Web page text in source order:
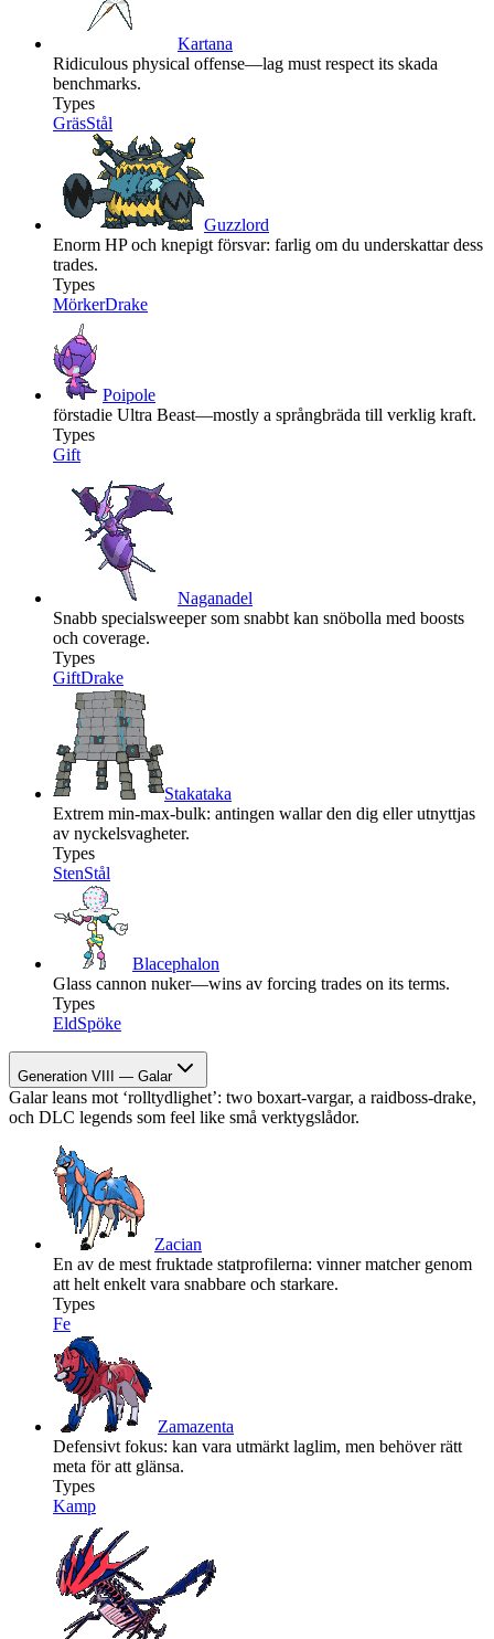
Kartana
Ridiculous physical offense—lag must respect its skada
benchmarks.
Types
GräsStål
Guzzlord
Enorm HP och knepigt försvar: farlig om du underskattar dess
trades.
Types
MörkerDrake
Poipole
förstadie Ultra Beast—mostly a språngbräda till verklig kraft.
Types
Gift
Naganadel
Snabb specialsweeper som snabbt kan snöbolla med boosts
och coverage.
Types
GiftDrake
Stakataka
Extrem min-max-bulk: antingen wallar den dig eller utnyttjas
av nyckelsvagheter.
Types
StenStål
Blacephalon
Glass cannon nuker—wins av forcing trades on its terms.
Types
EldSpöke
Generation VIII — Galar
Galar leans mot ‘rolltydlighet’: two boxart-vargar, a raidboss-drake,
och DLC legends som feel like små verktygslådor.
Zacian
En av de mest fruktade statprofilerna: vinner matcher genom
att helt enkelt vara snabbare och starkare.
Types
Fe
Zamazenta
Defensivt fokus: kan vara utmärkt laglim, men behöver rätt
meta för att glänsa.
Types
Kamp